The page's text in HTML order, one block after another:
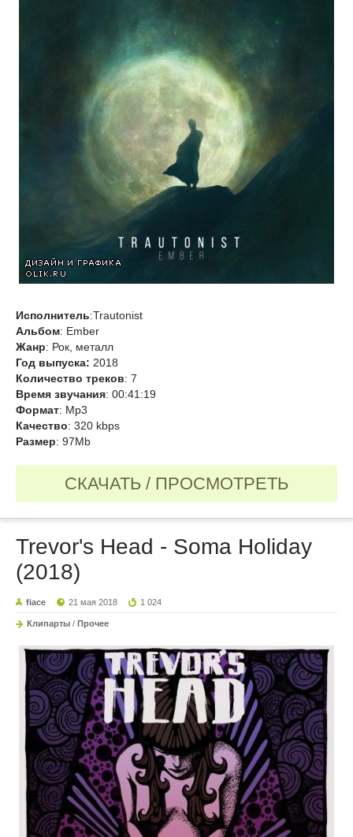
Исполнитель:Trautonist
Альбом: Ember
Жанр: Рок, металл
Год выпуска: 2018
Количество треков: 7
Время звучания: 00:41:19
Формат: Mp3
Качество: 320 kbps
Размер: 97Mb
СКАЧАТЬ / ПРОСМОТРЕТЬ
Trevor's Head - Soma Holiday
(2018)
fiace 21 мая 2018 1 024
Клипарты / Прочее